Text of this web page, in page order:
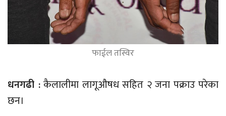
फाईल तस्विर
धनगढी :कैलालीमा लागूऔषध सहित २ जना पक्राउ परेका
छन।